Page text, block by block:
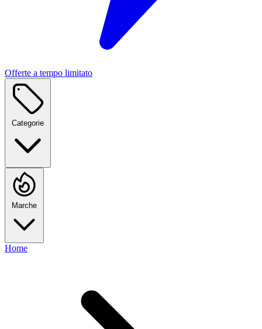
Offerte a tempo limitato
Categorie
Marche
Home